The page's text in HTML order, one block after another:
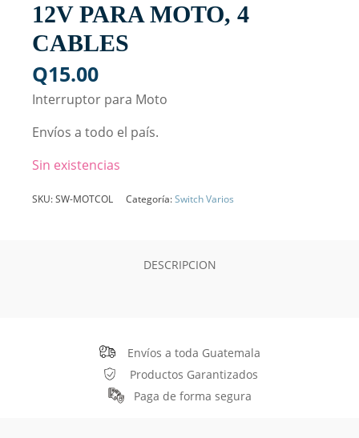
12V PARA MOTO, 4
CABLES
Q15.00
Interruptor para Moto
Envíos a todo el país.
Sin existencias
SKU:SW-MOTCOL Categoría:Switch Varios
DESCRIPCION
Envíos a toda Guatemala
Productos Garantizados
Paga de forma segura